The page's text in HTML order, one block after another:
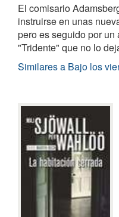
El comisario
instruirse en unas
pero es seguido por
"Tridente" que no lo
Similares a Bajo los